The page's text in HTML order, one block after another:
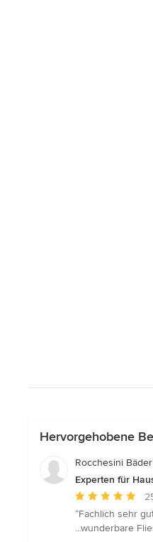
Hervorgehobene
Rocchesini
Experten für
Durchschnittliche
Bewertung:
“Fachlich sehr
...wunderbare